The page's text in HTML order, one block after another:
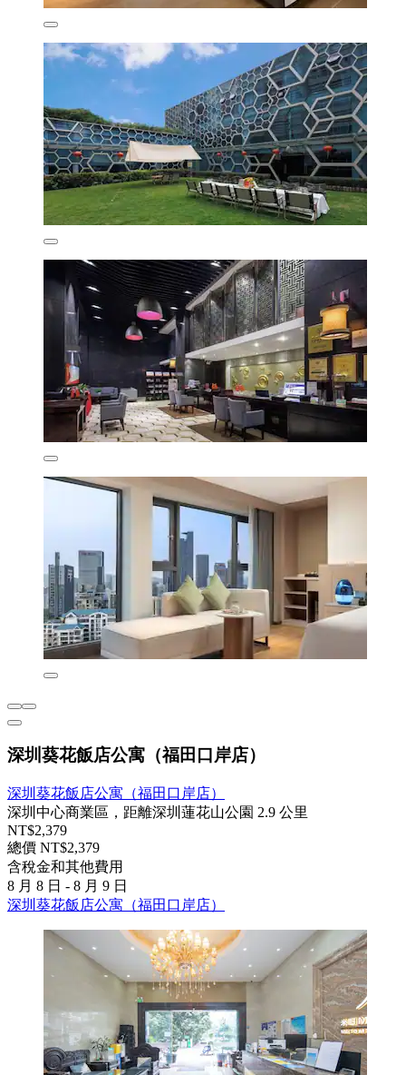
深圳葵花飯店公寓（福田口岸店）
深圳葵花飯店公寓（福田口岸店）
深圳中心商業區，距離深圳蓮花山公園 2.9 公里
NT$2,379
總價 NT$2,379
含稅金和其他費用
8 月 8 日 - 8 月 9 日
深圳葵花飯店公寓（福田口岸店）